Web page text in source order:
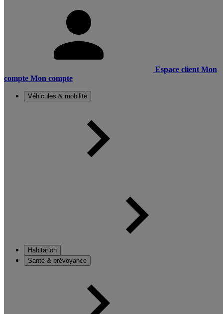
Espace client Mon
compte Mon compte
Véhicules & mobilité
Habitation
Santé & prévoyance